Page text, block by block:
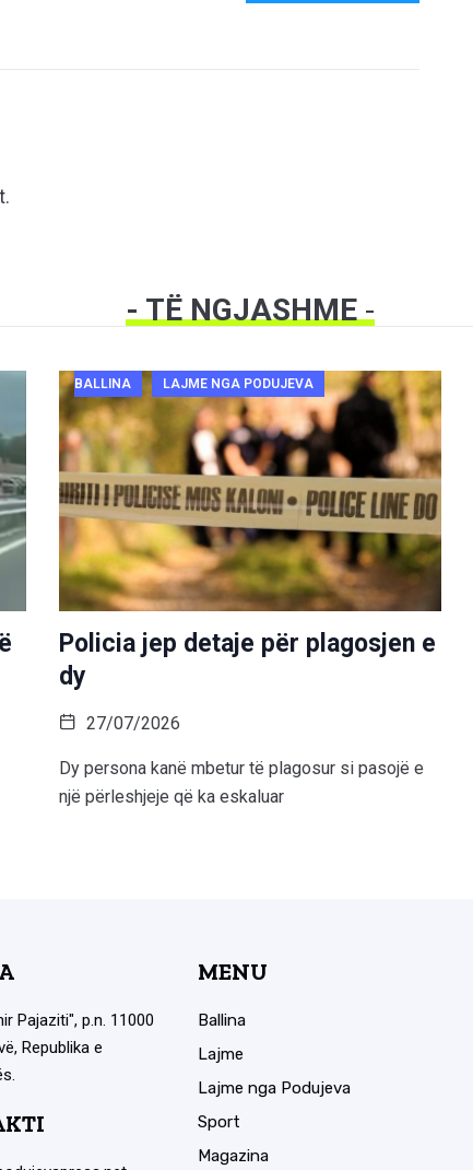
- TË NGJASHME-
BALLINA LAJME NGA PODUJEVA
Policia jep detaje për plagosjen e
dy
27/07/2026
Dy persona kanë mbetur të plagosur si pasojë e
një përleshjeje që ka eskaluar
Pajaziti", p.n. 11000
Republika e
MENU
Ballina
Lajme
Lajme nga Podujeva
Sport
Magazina